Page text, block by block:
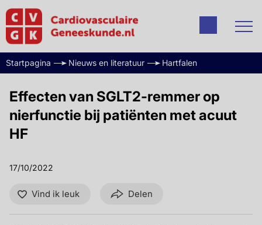
Startpagina Nieuws en literatuur Hartfalen
Effecten van SGLT2-remmer op
nierfunctie bij patiënten met acuut
HF
17/10/2022
Vind ik leuk Delen